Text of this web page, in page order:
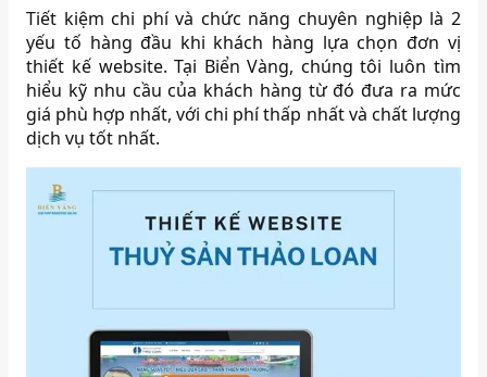
Tiết kiệm chi phí và chức năng chuyên nghiệp là 2
yếu tố hàng đầu khi khách hàng lựa chọn đơn vị
thiết kế website. Tại Biển Vàng, chúng tôi luôn tìm
hiểu kỹ nhu cầu của khách hàng từ đó đưa ra mức
giá phù hợp nhất, với chi phí thấp nhất và chất lượng
dịch vụ tốt nhất.